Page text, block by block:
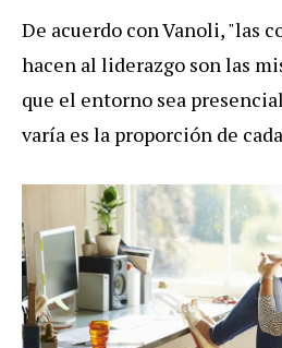
De acuerdo con Vanoli, "las
hacen al liderazgo son las
que el entorno sea
varía es la proporción de